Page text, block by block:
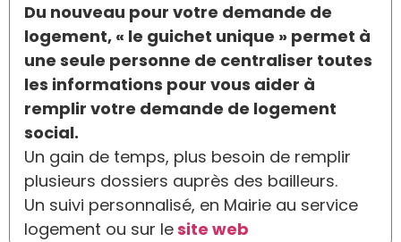
Du nouveau pour votre demande de
logement, « le guichet unique » permet à
une seule personne de centraliser toutes
les informations pour vous aider à
remplir votre demande de logement
social.
Un gain de temps, plus besoin de remplir
plusieurs dossiers auprès des bailleurs.
Un suivi personnalisé, en Mairie au service
logement ou sur lesite web